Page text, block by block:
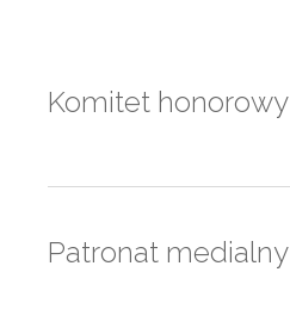
Komitet honorowy
Patronat medialny